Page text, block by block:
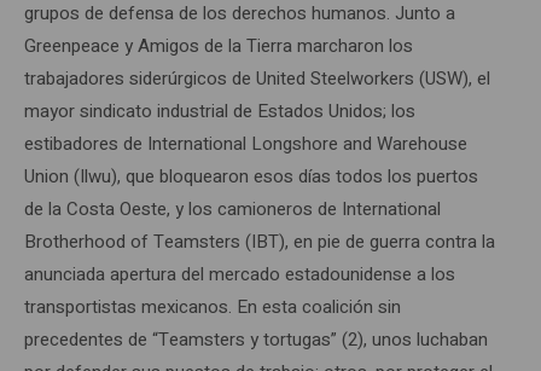
grupos de defensa de los derechos humanos. Junto a
Greenpeace y Amigos de la Tierra marcharon los
trabajadores siderúrgicos de United Steelworkers (USW), el
mayor sindicato industrial de Estados Unidos; los
estibadores de International Longshore and Warehouse
Union (Ilwu), que bloquearon esos días todos los puertos
de la Costa Oeste, y los camioneros de International
Brotherhood of Teamsters (IBT), en pie de guerra contra la
anunciada apertura del mercado estadounidense a los
transportistas mexicanos. En esta coalición sin
precedentes de “Teamsters y tortugas” (2), unos luchaban